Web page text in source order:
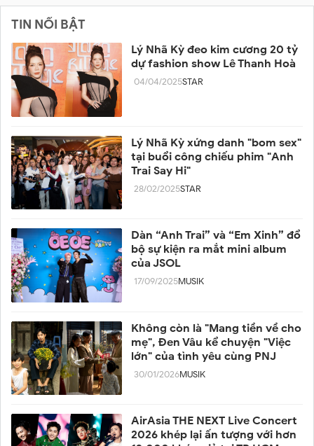
TIN NỔI BẬT
Lý Nhã Kỳ đeo kim cương 20 tỷ
dự fashion show Lê Thanh Hoà
04/04/2025STAR
Lý Nhã Kỳ xứng danh "bom sex"
tại buổi công chiếu phim "Anh
Trai Say Hi"
28/02/2025STAR
Dàn “Anh Trai” và “Em Xinh” đổ
bộ sự kiện ra mắt mini album
của JSOL
17/09/2025MUSIK
Không còn là "Mang tiền về cho
mẹ", Đen Vâu kể chuyện "Việc
lớn" của tình yêu cùng PNJ
30/01/2026MUSIK
AirAsia THE NEXT Live Concert
2026 khép lại ấn tượng với hơn